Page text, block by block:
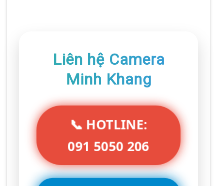
Liên hệ Camera
Minh Khang
📞 HOTLINE:
091 5050 206